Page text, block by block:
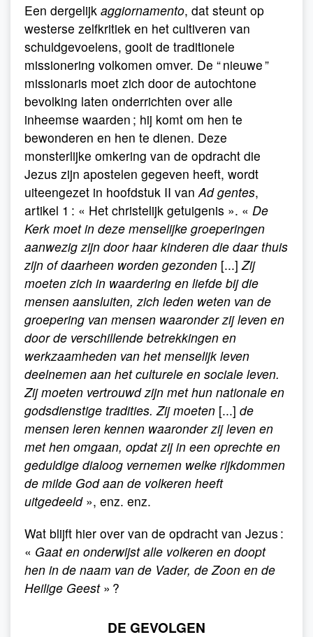
Een dergelijk aggiornamento, dat steunt op
westerse zelfkritiek en het cultiveren van
schuldgevoelens, gooit de traditionele
missionering volkomen omver. De “ nieuwe ”
missionaris moet zich door de autochtone
bevolking laten onderrichten over alle
inheemse waarden ; hij komt om hen te
bewonderen en hen te dienen. Deze
monsterlijke omkering van de opdracht die
Jezus zijn apostelen gegeven heeft, wordt
uiteengezet in hoofdstuk II van Ad gentes,
artikel 1 : « Het christelijk getuigenis ». « De
Kerk moet in deze menselijke groeperingen
aanwezig zijn door haar kinderen die daar thuis
zijn of daarheen worden gezonden [...] Zij
moeten zich in waardering en liefde bij die
mensen aansluiten, zich leden weten van de
groepering van mensen waaronder zij leven en
door de verschillende betrekkingen en
werkzaamheden van het menselijk leven
deelnemen aan het culturele en sociale leven.
Zij moeten vertrouwd zijn met hun nationale en
godsdienstige tradities. Zij moeten [...] de
mensen leren kennen waaronder zij leven en
met hen omgaan, opdat zij in een oprechte en
geduldige dialoog vernemen welke rijkdommen
de milde God aan de volkeren heeft
uitgedeeld», enz. enz.
Wat blijft hier over van de opdracht van Jezus :
« Gaat en onderwijst alle volkeren en doopt
hen in de naam van de Vader, de Zoon en de
Heilige Geest» ?
DE GEVOLGEN